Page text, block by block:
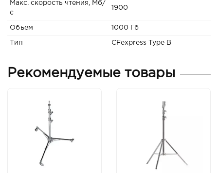
Макс. скорость чтения, Мб/
с
1900
Объем 1000 Гб
Тип CFexpress Type B
Рекомендуемые товары